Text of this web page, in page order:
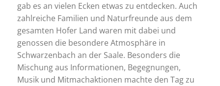
gab es an vielen Ecken etwas zu entdecken. Auch
zahlreiche Familien und Naturfreunde aus dem
gesamten Hofer Land waren mit dabei und
genossen die besondere Atmosphäre in
Schwarzenbach an der Saale. Besonders die
Mischung aus Informationen, Begegnungen,
Musik und Mitmachaktionen machte den Tag zu